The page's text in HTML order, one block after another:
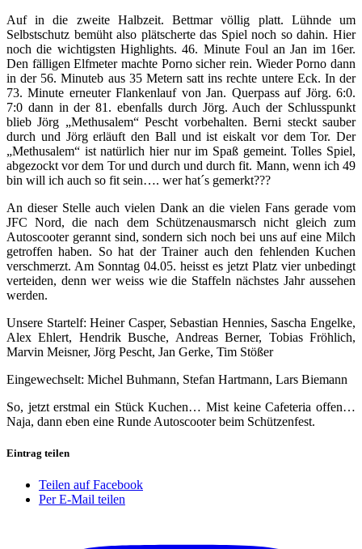
Auf in die zweite Halbzeit. Bettmar völlig platt. Lühnde um
Selbstschutz bemüht also plätscherte das Spiel noch so dahin. Hier
noch die wichtigsten Highlights. 46. Minute Foul an Jan im 16er.
Den fälligen Elfmeter machte Porno sicher rein. Wieder Porno dann
in der 56. Minuteb aus 35 Metern satt ins rechte untere Eck. In der
73. Minute erneuter Flankenlauf von Jan. Querpass auf Jörg. 6:0.
7:0 dann in der 81. ebenfalls durch Jörg. Auch der Schlusspunkt
blieb Jörg „Methusalem“ Pescht vorbehalten. Berni steckt sauber
durch und Jörg erläuft den Ball und ist eiskalt vor dem Tor. Der
„Methusalem“ ist natürlich hier nur im Spaß gemeint. Tolles Spiel,
abgezockt vor dem Tor und durch und durch fit. Mann, wenn ich 49
bin will ich auch so fit sein…. wer hat´s gemerkt???
An dieser Stelle auch vielen Dank an die vielen Fans gerade vom
JFC Nord, die nach dem Schützenausmarsch nicht gleich zum
Autoscooter gerannt sind, sondern sich noch bei uns auf eine Milch
getroffen haben. So hat der Trainer auch den fehlenden Kuchen
verschmerzt. Am Sonntag 04.05. heisst es jetzt Platz vier unbedingt
verteiden, denn wer weiss wie die Staffeln nächstes Jahr aussehen
werden.
Unsere Startelf: Heiner Casper, Sebastian Hennies, Sascha Engelke,
Alex Ehlert, Hendrik Busche, Andreas Berner, Tobias Fröhlich,
Marvin Meisner, Jörg Pescht, Jan Gerke, Tim Stößer
Eingewechselt: Michel Buhmann, Stefan Hartmann, Lars Biemann
So, jetzt erstmal ein Stück Kuchen… Mist keine Cafeteria offen…
Naja, dann eben eine Runde Autoscooter beim Schützenfest.
Eintrag teilen
Teilen auf Facebook
Per E-Mail teilen